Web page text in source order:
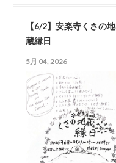
【6/2】安楽寺くさの地
蔵縁日
5月 04, 2026